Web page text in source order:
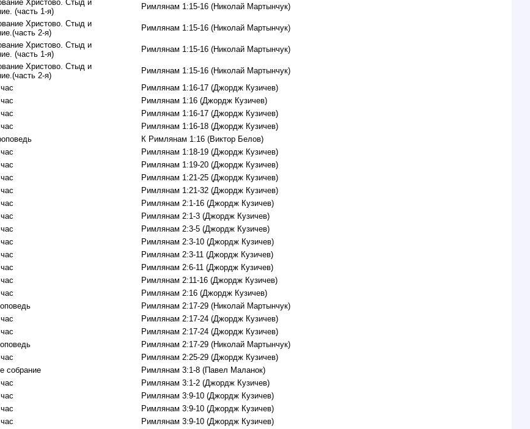
Христово. Стыд и
(часть 1-я)
Римлянам 1:15-16 (Николай Мартынчук)
Христово. Стыд и
2-я)
Римлянам 1:15-16 (Николай Мартынчук)
Христово. Стыд и
(часть 1-я)
Римлянам 1:15-16 (Николай Мартынчук)
Христово. Стыд и
2-я)
Римлянам 1:15-16 (Николай Мартынчук)
Римлянам 1:16-17 (Джордж Кузичев)
Римлянам 1:16 (Джордж Кузичев)
Римлянам 1:16-17 (Джордж Кузичев)
Римлянам 1:16-18 (Джордж Кузичев)
К Римлянам 1:16 (Виктор Белов)
Римлянам 1:18-19 (Джордж Кузичев)
Римлянам 1:19-20 (Джордж Кузичев)
Римлянам 1:21-25 (Джордж Кузичев)
Римлянам 1:21-32 (Джордж Кузичев)
Римлянам 2:1-16 (Джордж Кузичев)
Римлянам 2:1-3 (Джордж Кузичев)
Римлянам 2:3-5 (Джордж Кузичев)
Римлянам 2:3-10 (Джордж Кузичев)
Римлянам 2:3-11 (Джордж Кузичев)
Римлянам 2:6-11 (Джордж Кузичев)
Римлянам 2:11-16 (Джордж Кузичев)
Римлянам 2:16 (Джордж Кузичев)
Римлянам 2:17-29 (Николай Мартынчук)
Римлянам 2:17-24 (Джордж Кузичев)
Римлянам 2:17-24 (Джордж Кузичев)
Римлянам 2:17-29 (Николай Мартынчук)
Римлянам 2:25-29 (Джордж Кузичев)
собрание
Римлянам 3:1-8 (Павел Маланок)
Римлянам 3:1-2 (Джордж Кузичев)
Римлянам 3:9-10 (Джордж Кузичев)
Римлянам 3:9-10 (Джордж Кузичев)
Римлянам 3:9-10 (Джордж Кузичев)